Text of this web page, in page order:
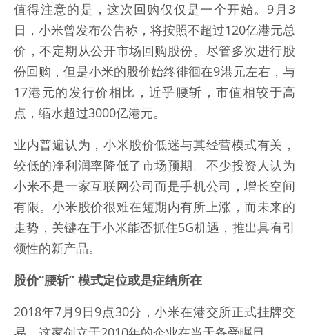
值得注意的是，这次回购仅仅是一个开始。9月3
日，小米曾发布公告称，将按照不超过120亿港元总
价，不定期从公开市场回购股份。尽管多次进行股
份回购，但是小米的股价始终徘徊在9港元左右，与
17港元的发行价相比，近乎腰斩，市值相较于高
点，缩水超过3000亿港元。
业内普遍认为，小米股价低迷与其经营模式有关，
较低的净利润率降低了市场预期。不少投资人认为
小米不是一家互联网公司而是手机公司，增长空间
有限。小米股价很难在短期内有所上涨，而未来的
走势，关键在于小米能否抓住5G机遇，推出具有引
领性的新产品。
股价“腰斩” 模式定位或是症结所在
2018年7月9日9点30分，小米在港交所正式挂牌交